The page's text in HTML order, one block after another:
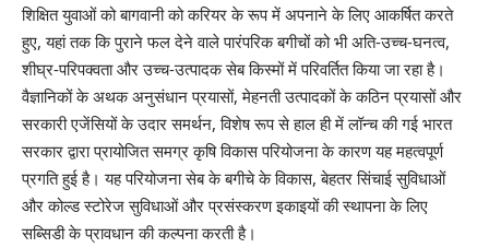
शिक्षित युवाओं को बागवानी को करियर के रूप में अपनाने के लिए आकर्षित करते
हुए, यहां तक ​​कि पुराने फल देने वाले पारंपरिक बगीचों को भी अति-उच्च-घनत्व,
शीघ्र-परिपक्वता और उच्च-उत्पादक सेब किस्मों में परिवर्तित किया जा रहा है।
वैज्ञानिकों के अथक अनुसंधान प्रयासों, मेहनती उत्पादकों के कठिन प्रयासों और
सरकारी एजेंसियों के उदार समर्थन, विशेष रूप से हाल ही में लॉन्च की गई भारत
सरकार द्वारा प्रायोजित समग्र कृषि विकास परियोजना के कारण यह महत्वपूर्ण
प्रगति हुई है। यह परियोजना सेब के बगीचे के विकास, बेहतर सिंचाई सुविधाओं
और कोल्ड स्टोरेज सुविधाओं और प्रसंस्करण इकाइयों की स्थापना के लिए
सब्सिडी के प्रावधान की कल्पना करती है।